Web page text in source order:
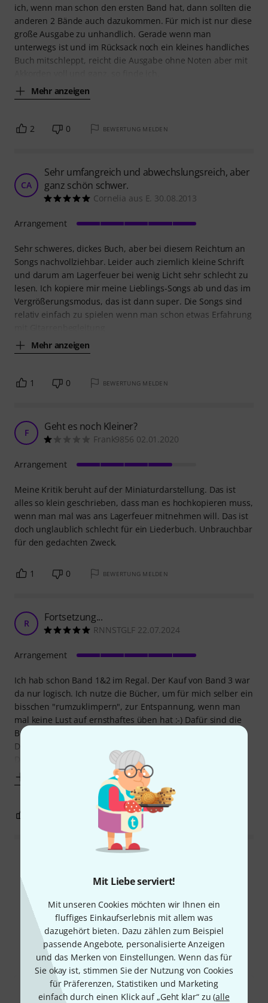
Mit Liebe serviert!
Mit unseren Cookies möchten wir Ihnen ein
fluffiges Einkaufserlebnis mit allem was
dazugehört bieten. Dazu zählen zum Beispiel
passende Angebote, personalisierte Anzeigen
und das Merken von Einstellungen. Wenn das für
Sie okay ist, stimmen Sie der Nutzung von Cookies
für Präferenzen, Statistiken und Marketing
einfach durch einen Klick auf „Geht klar“ zu (alle
ich, wenn man schon den ersten Band hat, dann sollten die
anderen 2 Bände auch dazukommen. Für mich ist nur diese
große Ausgabe zu unhandlich. Gerade wenn man
unterwegs ist und im Rücksack noch ein kleines handliches
Buch mitschleppt, reicht die Ausgabe ohne Noten aber mit
Mehr anzeigen
2 0 BEWERTUNG MELDEN
CA
Sehr umfangreich und abwechslungsreich, aber
ganz schön schwer.
Cornelia aus E. 30.08.2013
Sehr schweres, dickes Buch, aber bei diesem Reichtum an
Songs nachvollziehbar. Leider auch ziemlich kleine Schrift
und darum am Lagerfeuer bei wenig Licht sehr schlecht zu
lesen. Ich kopiere mir meine Lieblings-Songs ab und das im
Vergrößerungsmodus, das ist dann super. Die Songs sind
relativ einfach zu spielen wenn man schon etwas Erfahrung
Mehr anzeigen
Arrangement
1 0 BEWERTUNG MELDEN
F Geht es noch Kleiner?
Frank9856 02.01.2020
Meine Kritik beruht auf der Miniaturdarstellung. Das ist
alles so klein geschrieben, dass man es hochkopieren muss,
wenn man mal was ans Lagerfeuer mitnehmen will. Das ist
doch unglaublich schlecht für ein Liederbuch. Unbrauchbar
für den gedachten Zweck.
Arrangement
1 0 BEWERTUNG MELDEN
R Fortsetzung...
RNNSTGLF 22.07.2024
Ich hab schon Band 1&2 im Regal. Der Kauf von Band 3 war
da nur logisch. Ich nutze die Bücher, um für mich selber ein
bisschen "rumzuklimpern", zur Entspannung, wenn man
mal keine Lust auf ernsthaftes üben hat :-) Dafür sind die
Bücher optimal - für jeden Geschmack ist etwas dabei!
Die Bücher sind tatsächlich etwas unhandlich und der
Arrangement
BEWERTUNG MELDEN
Schon gewusst?
Alle Downloads